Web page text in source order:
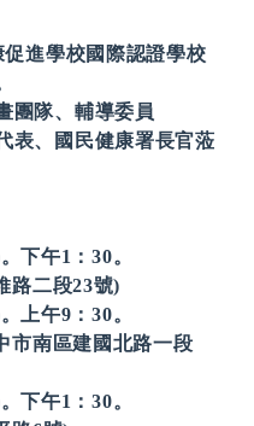
進學校國際認證學校
團隊、輔導委員
表、國民健康署長官蒞
下午1：30。
路二段23號)
上午9：30。
市南區建國北路一段
下午1：30。